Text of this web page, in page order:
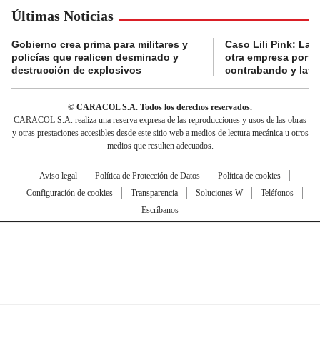
Últimas Noticias
Gobierno crea prima para militares y
policías que realicen desminado y
destrucción de explosivos
Caso Lili Pink: La
otra empresa por
contrabando y
© CARACOL S.A. Todos los derechos reservados.
CARACOL S.A. realiza una reserva expresa de las reproducciones y usos de las obras
y otras prestaciones accesibles desde este sitio web a medios de lectura mecánica u otros
medios que resulten adecuados.
Aviso legal Política de Protección de Datos
Política de cookies
Configuración de cookies
Transparencia Soluciones W
Teléfonos
Escríbanos